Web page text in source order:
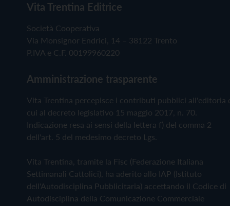
Vita Trentina Editrice
Società Cooperativa
Via Monsignor Endrici, 14 – 38122 Trento
P.IVA e C.F. 00199960220
Amministrazione trasparente
Vita Trentina percepisce i contributi pubblici all'editoria
cui al decreto legislativo 15 maggio 2017, n. 70.
Indicazione resa ai sensi della lettera f) del comma 2
dell'art. 5 del medesimo decreto Lgs.
Vita Trentina, tramite la Fisc (Federazione Italiana
Settimanali Cattolici), ha aderito allo IAP (Istituto
dell'Autodisciplina Pubblicitaria) accettando il Codice di
Autodisciplina della Comunicazione Commerciale